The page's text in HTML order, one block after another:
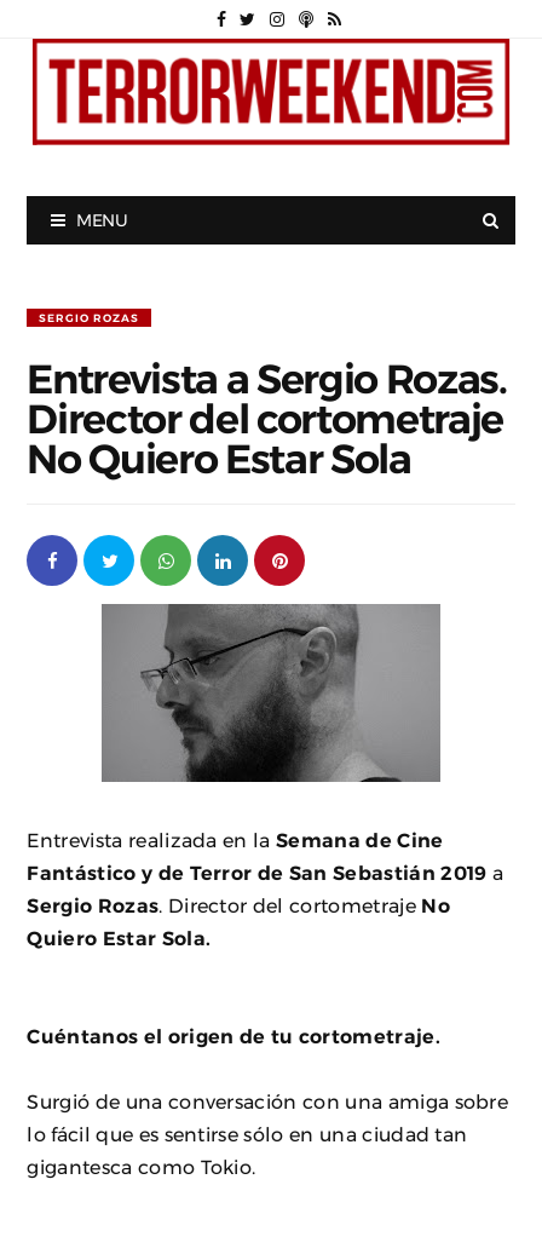
MENU
SERGIO ROZAS
Entrevista a Sergio Rozas.
Director del cortometraje
No Quiero Estar Sola
Entrevista realizada en laSemana de Cine
Fantástico y de Terror de San Sebastián 2019 a
Sergio Rozas . Director del cortometrajeNo
Quiero Estar Sola.
Cuéntanos el origen de tu cortometraje.
Surgió de una conversación con una amiga sobre
lo fácil que es sentirse sólo en una ciudad tan
gigantesca como Tokio.